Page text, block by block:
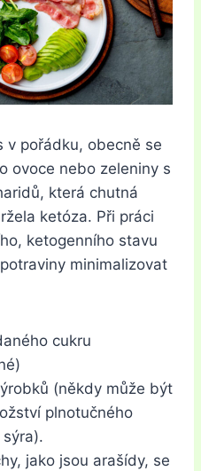
v pořádku, obecně se
ovoce nebo zeleniny s
která chutná
ketóza. Při práci
ketogenního stavu
minimalizovat
cukru
(někdy může být
plnotučného
jako jsou arašídy, se